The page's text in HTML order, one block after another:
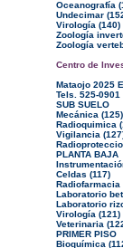
Oceanografía
Undecimar
Virología
Zoología
Zoología
Centro de
Mataojo 2025
Tels. 525-
SUB SUELO
Mecánica (125)
Radioquimica
Vigilancia
PLANTA BAJA
Celdas (117)
Radiofarmacia
Laboratorio
Laboratorio
Virología (121)
Veterinaria
PRIMER PISO
Bioquímica